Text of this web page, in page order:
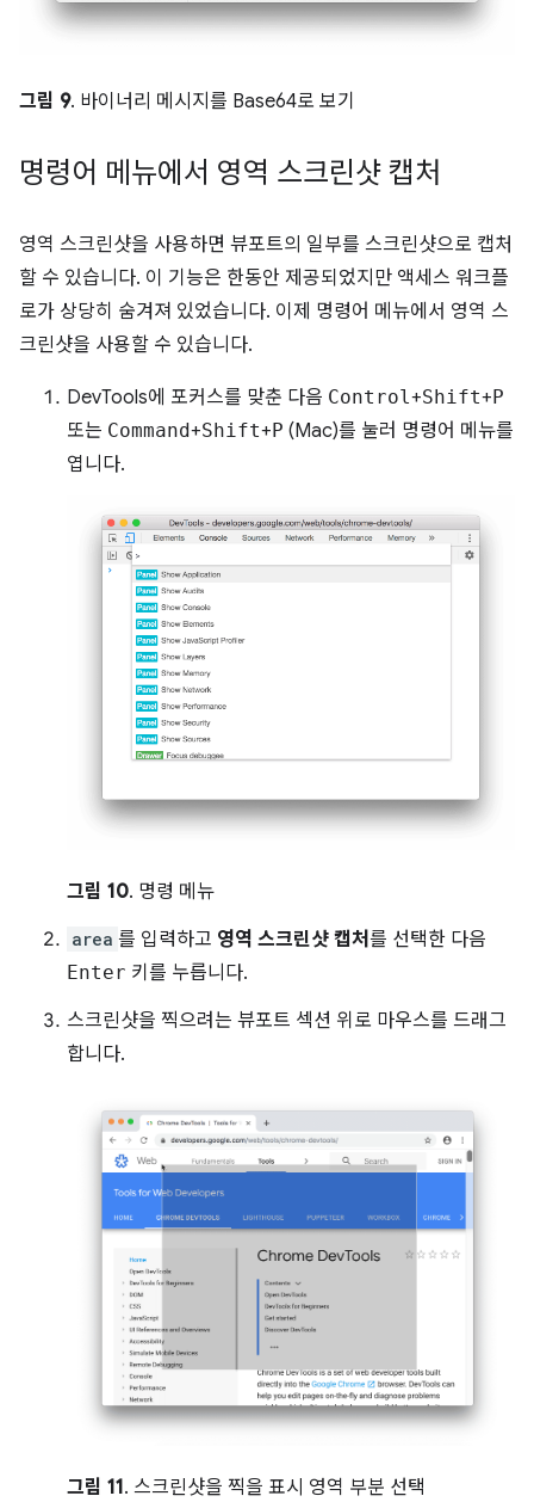
그림 9. 바이너리 메시지를 Base64로 보기
명령어 메뉴에서 영역 스크린샷 캡처
영역 스크린샷을 사용하면 뷰포트의 일부를 스크린샷으로 캡처
할 수 있습니다. 이 기능은 한동안 제공되었지만 액세스 워크플
로가 상당히 숨겨져 있었습니다. 이제 명령어 메뉴에서 영역 스
크린샷을 사용할 수 있습니다.
DevTools에 포커스를 맞춘 다음 Control+Shift+ P
또는 Command+Shift+ P (Mac)를 눌러 명령어 메뉴를
엽니다.
그림 10. 명령 메뉴
area 를 입력하고 영역 스크린샷 캡처 를 선택한 다음
Enter 키를 누릅니다.
스크린샷을 찍으려는 뷰포트 섹션 위로 마우스를 드래그
합니다.
그림 11. 스크린샷을 찍을 표시 영역 부분 선택